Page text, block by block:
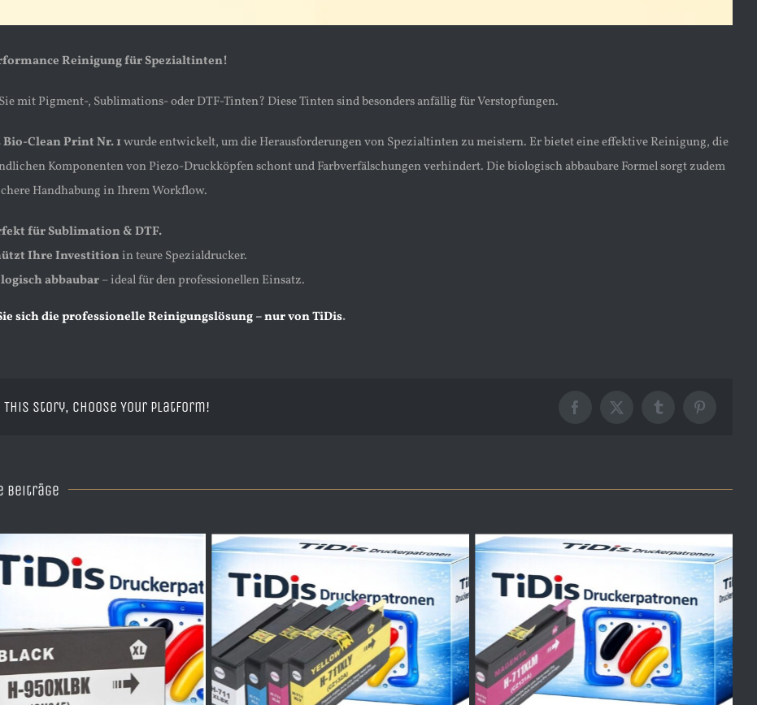
Reinigung für Spezialtinten!
mit Pigment-, Sublimations- oder DTF-Tinten? Diese Tinten sind besonders anfällig für Verstopfungen.
Clean Print Nr. 1wurde entwickelt, um die Herausforderungen von Spezialtinten zu meistern. Er bietet eine effektive Reinigung, die
Komponenten von Piezo-Druckköpfen schont und Farbverfälschungen verhindert. Die biologisch abbaubare Formel sorgt zudem
Handhabung in Ihrem Workflow.
für Sublimation & DTF.
Ihre Investitionin teure Spezialdrucker.
abbaubar– ideal für den professionellen Einsatz.
sich die professionelle Reinigungslösung – nur von TiDis.
This Story, Choose Your Platform! Facebook
X TumblrPinterest
Beiträge